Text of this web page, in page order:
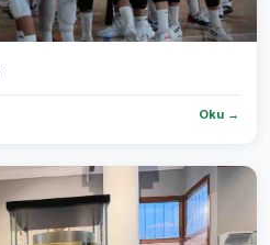
Oku →